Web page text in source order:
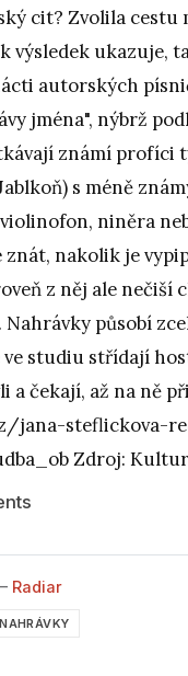
cit? Zvolila
výsledek ukazuje,
autorských
jména", nýbrž
známí profíci
s méně
niněra
nakolik je
z něj ale
působí
ve studiu střídají
a čekají, až na ně
steflickova-
Zdroj:
Radiar